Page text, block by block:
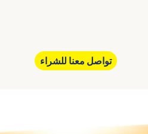
تواصل معنا للشراء